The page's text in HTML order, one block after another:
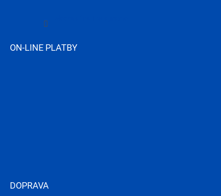
ON-LINE PLATBY
DOPRAVA